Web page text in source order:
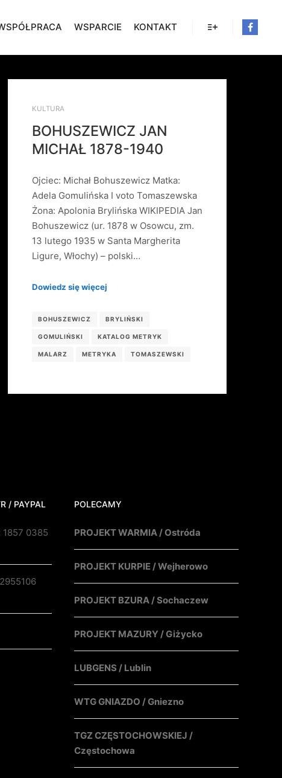
WSPARCIE KONTAKT
KULTURA
BOHUSZEWICZ JAN
MICHAŁ 1878-1940
Ojciec: Michał Bohuszewicz Matka:
Adela Gomulińska I voto Tomaszewska
Żona: Apolonia Brylińska WIKIPEDIA Jan
Bohuszewicz (ur. 1878 w Osowcu, zm.
13 lutego 1935 w Santa Margherita
Ligure, Włochy) – polski…
Dowiedz się więcej
BOHUSZEWICZ BRYLIŃSKI
GOMULIŃSKI KATALOG METRYK
MALARZ METRYKA TOMASZEWSKI
/ PAYPAL
1857 0385
POLECAMY
PROJEKT WARMIA / Ostróda
PROJEKT KURPIE / Wejherowo
PROJEKT BZURA / Sochaczew
PROJEKT MAZURY / Giżycko
LUBGENS / Lublin
WTG GNIAZDO / Gniezno
TGZ CZĘSTOCHOWSKIEJ /
Częstochowa